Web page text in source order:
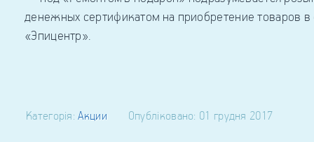
денежных сертификатом на приобретение товаров в
«Эпицентр».
Категорія:Акции Опубліковано: 01 грудня 2017